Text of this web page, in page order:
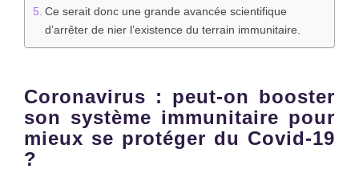
Ce serait donc une grande avancée scientifique
d’arrêter de nier l’existence du terrain immunitaire.
Coronavirus : peut-on booster
son système immunitaire pour
mieux se protéger du Covid-19
?